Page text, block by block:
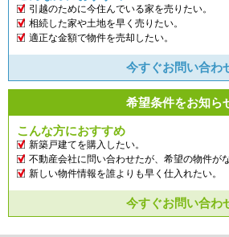
引越のために今住んでいる家を売りたい。
相続した家や土地を早く売りたい。
適正な金額で物件を売却したい。
今すぐお問い合わ
希望条件をお知ら
こんな方におすすめ
新築戸建てを購入したい。
不動産会社に問い合わせたが、希望の物件が
新しい物件情報を誰よりも早く仕入れたい。
今すぐお問い合わ